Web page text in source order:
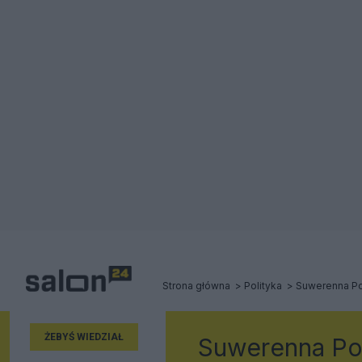
Strona główna Polityka Suwerenna
ŻEBYŚ WIEDZIAŁ Suwerenna